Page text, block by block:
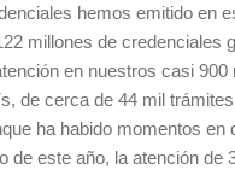
hemos emitido en
millones de credenciales
en nuestros casi
de cerca de 44 mil
ha habido momentos en
de este año, la atención de